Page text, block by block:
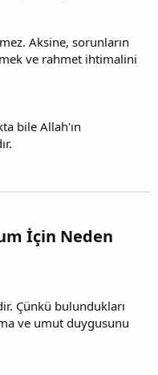
Aksine, sorunların
ve rahmet ihtimalini
bile Allah'ın
İçin Neden
Çünkü bulundukları
ve umut duygusunu